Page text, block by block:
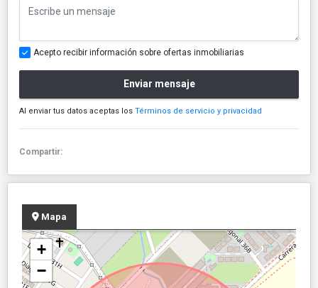
Acepto recibir información sobre ofertas inmobiliarias
Enviar mensaje
Al enviar tus datos aceptas los Términos de servicio y privacidad
Compartir:
Mapa
+
−